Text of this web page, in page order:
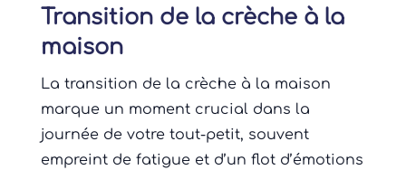
Transition de la crèche à la
maison
La transition de la crèche à la maison
marque un moment crucial dans la
journée de votre tout-petit, souvent
empreint de fatigue et d’un flot d’émotions